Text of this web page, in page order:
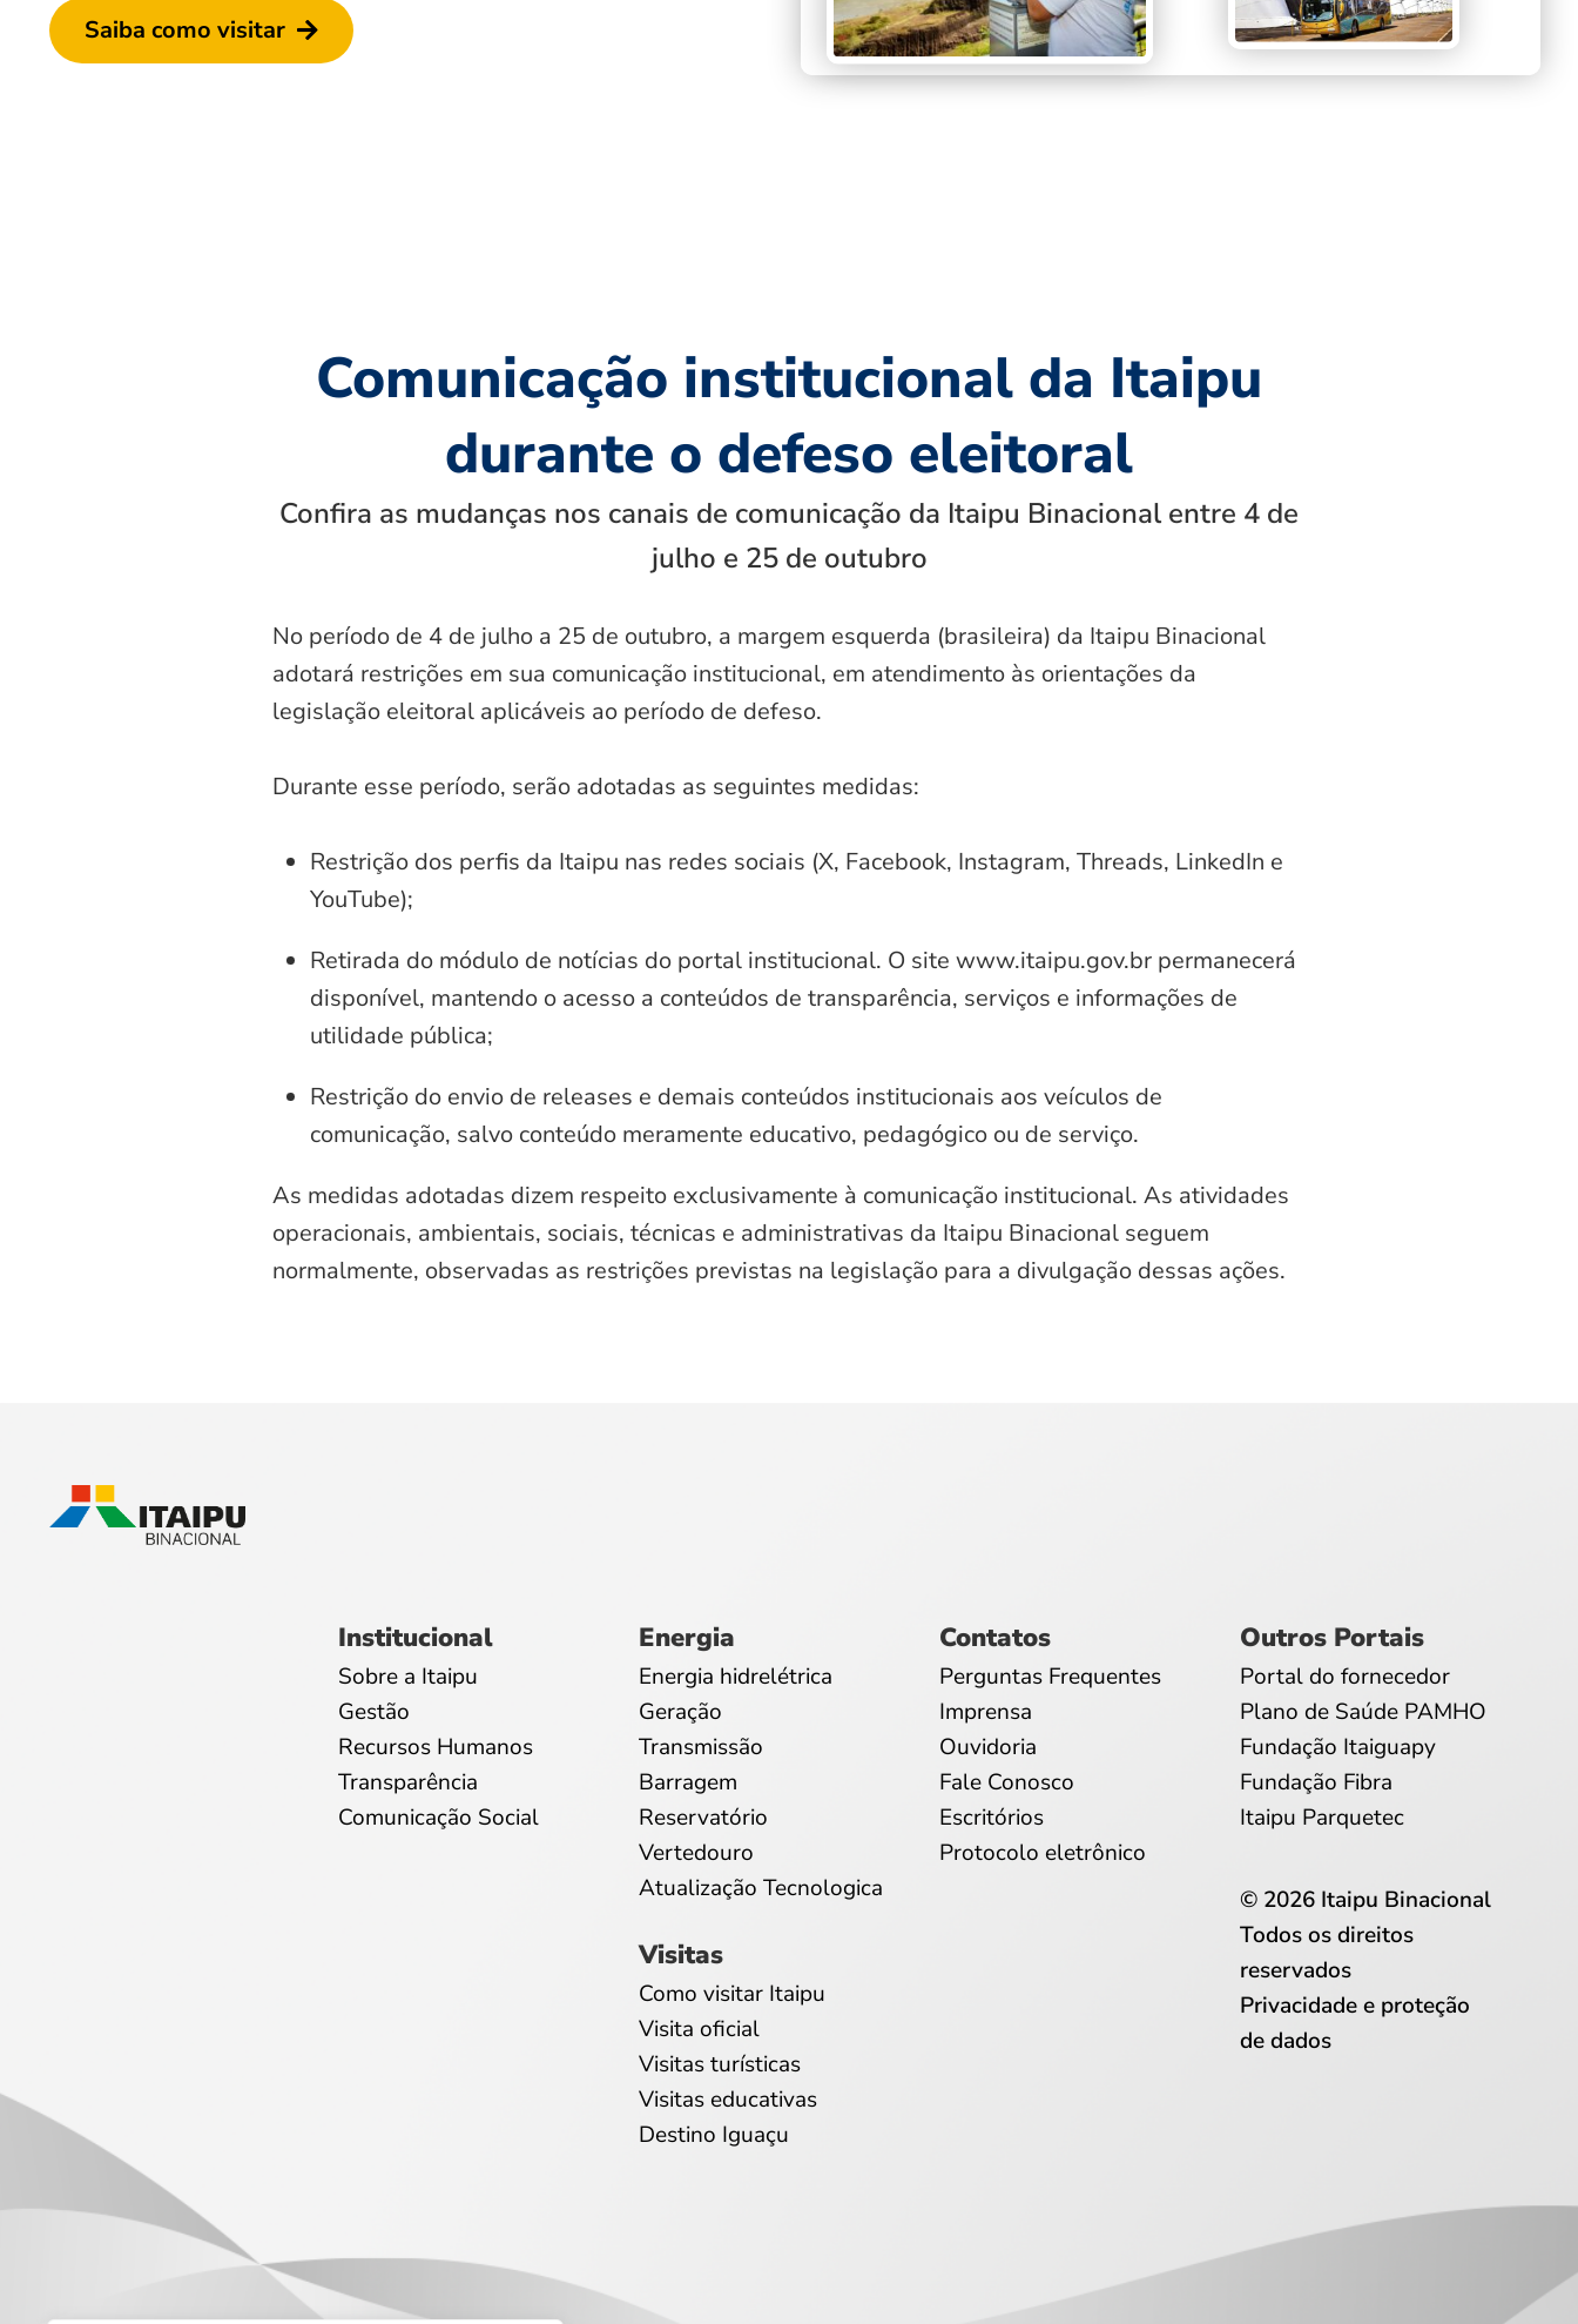
Saiba como visitar
Comunicação institucional da Itaipu
durante o defeso eleitoral
Confira as mudanças nos canais de comunicação da Itaipu Binacional entre 4 de
julho e 25 de outubro
No período de 4 de julho a 25 de outubro, a margem esquerda (brasileira) da Itaipu Binacional
adotará restrições em sua comunicação institucional, em atendimento às orientações da
legislação eleitoral aplicáveis ao período de defeso.
Durante esse período, serão adotadas as seguintes medidas:
Restrição dos perfis da Itaipu nas redes sociais (X, Facebook, Instagram, Threads, LinkedIn e
YouTube);
Retirada do módulo de notícias do portal institucional. O site www.itaipu.gov.br permanecerá
disponível, mantendo o acesso a conteúdos de transparência, serviços e informações de
utilidade pública;
Restrição do envio de releases e demais conteúdos institucionais aos veículos de
comunicação, salvo conteúdo meramente educativo, pedagógico ou de serviço.
As medidas adotadas dizem respeito exclusivamente à comunicação institucional. As atividades
operacionais, ambientais, sociais, técnicas e administrativas da Itaipu Binacional seguem
normalmente, observadas as restrições previstas na legislação para a divulgação dessas ações.
Institucional
Sobre a Itaipu
Gestão
Recursos Humanos
Transparência
Comunicação Social
Energia
Energia hidrelétrica
Geração
Transmissão
Barragem
Reservatório
Vertedouro
Atualização Tecnologica
Visitas
Como visitar Itaipu
Visita oficial
Visitas turísticas
Visitas educativas
Destino Iguaçu
Contatos
Perguntas Frequentes
Imprensa
Ouvidoria
Fale Conosco
Escritórios
Protocolo eletrônico
Outros Portais
Portal do fornecedor
Plano de Saúde PAMHO
Fundação Itaiguapy
Fundação Fibra
Itaipu Parquetec
© 2026 Itaipu Binacional
Todos os direitos
reservados
Privacidade e proteção
de dados